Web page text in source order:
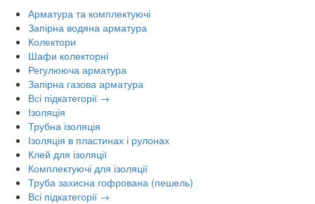
Арматура та комплектуючі
Запірна водяна арматура
Колектори
Шафи колекторні
Регулююча арматура
Запірна газова арматура
Всі підкатегорії →
Ізоляція
Трубна ізоляція
Ізоляція в пластинах і рулонах
Клей для ізоляції
Комплектуючі для ізоляції
Труба захисна гофрована (пешель)
Всі підкатегорії →